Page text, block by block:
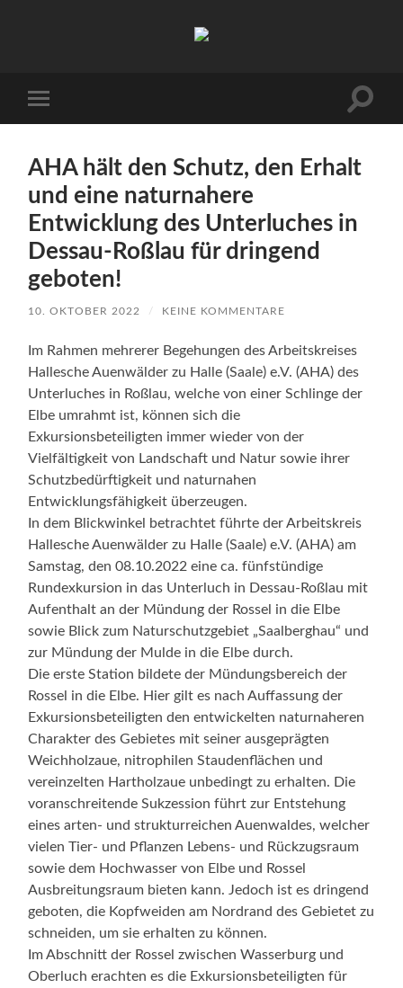
Saale
(AHA)
Menü
AHA hält den Schutz, den Erhalt
und eine naturnahere
Entwicklung des Unterluches in
Dessau-Roßlau für dringend
geboten!
10. OKTOBER 2022 / KEINE KOMMENTARE
Im Rahmen mehrerer Begehungen des Arbeitskreises
Hallesche Auenwälder zu Halle (Saale) e.V. (AHA) des
Unterluches in Roßlau, welche von einer Schlinge der
Elbe umrahmt ist, können sich die
Exkursionsbeteiligten immer wieder von der
Vielfältigkeit von Landschaft und Natur sowie ihrer
Schutzbedürftigkeit und naturnahen
Entwicklungsfähigkeit überzeugen.
In dem Blickwinkel betrachtet führte der Arbeitskreis
Hallesche Auenwälder zu Halle (Saale) e.V. (AHA) am
Samstag, den 08.10.2022 eine ca. fünfstündige
Rundexkursion in das Unterluch in Dessau-Roßlau mit
Aufenthalt an der Mündung der Rossel in die Elbe
sowie Blick zum Naturschutzgebiet „Saalberghau“ und
zur Mündung der Mulde in die Elbe durch.
Die erste Station bildete der Mündungsbereich der
Rossel in die Elbe. Hier gilt es nach Auffassung der
Exkursionsbeteiligten den entwickelten naturnaheren
Charakter des Gebietes mit seiner ausgeprägten
Weichholzaue, nitrophilen Staudenflächen und
vereinzelten Hartholzaue unbedingt zu erhalten. Die
voranschreitende Sukzession führt zur Entstehung
eines arten- und strukturreichen Auenwaldes, welcher
vielen Tier- und Pflanzen Lebens- und Rückzugsraum
sowie dem Hochwasser von Elbe und Rossel
Ausbreitungsraum bieten kann. Jedoch ist es dringend
geboten, die Kopfweiden am Nordrand des Gebietet zu
schneiden, um sie erhalten zu können.
Im Abschnitt der Rossel zwischen Wasserburg und
Oberluch erachten es die Exkursionsbeteiligten für